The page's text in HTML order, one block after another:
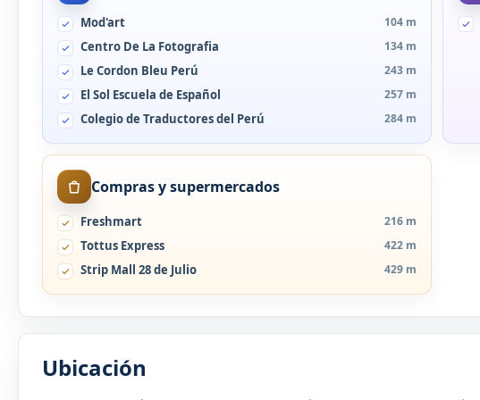
Mod'art 104 m
Centro De La Fotografia 134 m
Le Cordon Bleu Perú 243 m
El Sol Escuela de Español 257 m
Colegio de Traductores del Perú 284 m
Compras y supermercados
Freshmart 216 m
Tottus Express 422 m
Strip Mall 28 de Julio 429 m
Ubicación